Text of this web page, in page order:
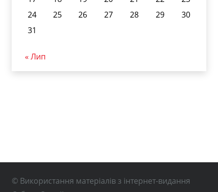
24
25 26 27 28 29
30
31
« Лип
© Використання матеріалів з інтернет-видання